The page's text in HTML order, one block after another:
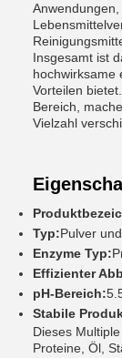
Insgesamt ist
hochwirksame
Vorteilen
Bereich,
Vielzahl
Typ:Pulver
Enzyme Typ:
Effizienter
pH-Bereich:
Stabile
Dieses
Proteine, Öl,